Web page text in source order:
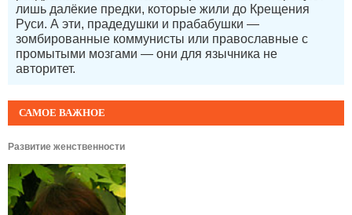
САМОЕ ВАЖНОЕ
Развитие женственности
лишь далёкие предки, которые жили до Крещения
Руси. А эти, прадедушки и прабабушки —
зомбированные коммунисты или православные с
промытыми мозгами — они для язычника не
авторитет.